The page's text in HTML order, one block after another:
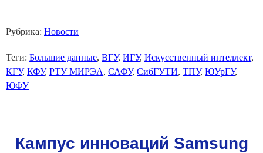
Рубрика: Новости
Теги: Большие данные, ВГУ, ИГУ, Искусственный интеллект,
КГУ, КФУ, РТУ МИРЭА, САФУ, СибГУТИ, ТПУ, ЮУрГУ,
ЮФУ
Кампус инноваций Samsung